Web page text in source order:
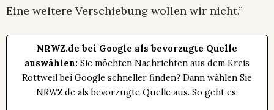
Eine weitere Verschiebung wollen wir nicht.”
NRWZ.de bei Google als bevorzugte Quelle
auswählen: Sie möchten Nachrichten aus dem Kreis
Rottweil bei Google schneller finden? Dann wählen Sie
NRWZ.de als bevorzugte Quelle aus. So geht es: